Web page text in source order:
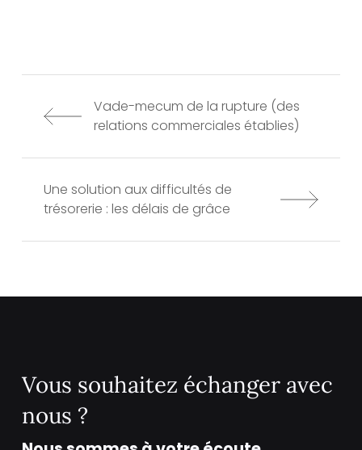
Vade-mecum de la rupture (des
relations commerciales établies)
Une solution aux difficultés de
trésorerie : les délais de grâce
Vous souhaitez échanger avec
nous ?